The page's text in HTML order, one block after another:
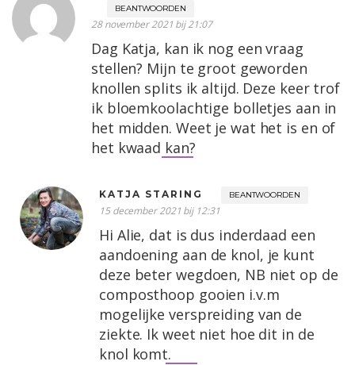
BEANTWOORDEN
28 november 2021 bij 21:07
Dag Katja, kan ik nog een vraag
stellen? Mijn te groot geworden
knollen splits ik altijd. Deze keer trof
ik bloemkoolachtige bolletjes aan in
het midden. Weet je wat het is en of
het kwaad kan?
KATJA STARING BEANTWOORDEN
15 december 2021 bij 12:31
Hi Alie, dat is dus inderdaad een
aandoening aan de knol, je kunt
deze beter wegdoen, NB niet op de
composthoop gooien i.v.m
mogelijke verspreiding van de
ziekte. Ik weet niet hoe dit in de
knol komt.